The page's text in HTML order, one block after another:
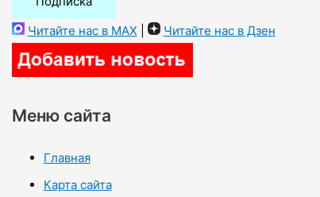
Читайте нас в MAX Читайте нас в Дзен
Меню сайта
Главная
Карта сайта